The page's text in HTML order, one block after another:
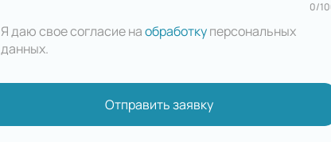
0/
Я даю свое согласие наобработкуперсональных
данных.
Отправить заявку